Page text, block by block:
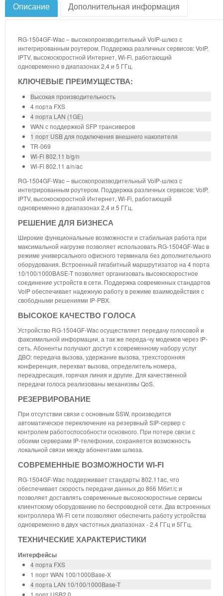
Описание Дополнительная информация
RG-1504GF-Wac – высокопроизводительный VoIP-шлюз с
интегрированным роутером. Поддержка различных сервисов: VoIP,
IPTV, высокоскоростной Интернет, Wi-Fi, работающий
одновременно в диапазонах 2,4 и 5 ГГц.
КЛЮЧЕВЫЕ ПРЕИМУЩЕСТВА:
Высокая производительность
4 порта FXS
4 порта LAN (1GE)
WAN с поддержкой SFP трансиверов
1 порт USB для подключения внешнего накопителя
TR-069
Wi-Fi 802.11 b/g/n
Wi-Fi 802.11 a/n/ac
RG-1504GF-Wac – высокопроизводительный VoIP-шлюз с
интегрированным роутером. Поддержка различных сервисов: VoIP,
IPTV, высокоскоростной Интернет, Wi-Fi, работающий
одновременно в диапазонах 2,4 и 5 ГГц.
РЕШЕНИЕ ДЛЯ БИЗНЕСА
Широкие функциональные возможности и стабильная работа при
максимальной нагрузке позволяет использовать RG-1504GF-Wac в
режиме универсального офисного терминала без дополнительного
оборудования. Встроенный гигабитный маршрутизатор на 4 порта
10/100/1000BASE-T позволяет организовать высокоскоростное
соединение устройств в сети. Поддержка современных стандартов
VoIP обеспечивает надежную работу в режиме взаимодействия с
свободными решениями IP-PBX.
ВЫСОКОЕ КАЧЕСТВО ГОЛОСА
Устройство RG-1504GF-Wac осуществляет передачу голосовой и
факсимильной информации, а так же переда-чу модемов через IP-
сеть. Абоненты получают доступ к современному набору услуг
ДВО: передача вызова, удержание вызова, трехсторонняя
конференция, перехват вызова, определитель номера,
переадресация, горячая линия и другие. Для качественной
передачи голоса реализованы механизмы QoS.
РЕЗЕРВИРОВАНИЕ
При отсутствии связи с основным SSW, производится
автоматическое переключение на резервный SIP-сервер с
контролем работоспособности основного. При потере связи с
обоими серверами IP-телефонии, сохраняется возможность
локальной связи между абонентами шлюза.
СОВРЕМЕННЫЕ ВОЗМОЖНОСТИ WI-FI
RG-1504GF-Wac поддерживает стандарты 802.11ac, что
обеспечивает скорость передачи данных до 866 Мбит/с и
позволяет доставлять современные высокоскоростные сервисы
клиентскому оборудованию по беспроводной сети. Два встроенных
контроллера Wi-Fi сети позволяют обеспечить работу устройства
одновременно в двух частотных диапазонах - 2.4 ГГц и 5ГГц.
ТЕХНИЧЕСКИЕ ХАРАКТЕРИСТИКИ
Интерфейсы
4 порта FXS
1 порт WAN 100/1000Base-X
4 порта LAN 10/100/1000Base-T